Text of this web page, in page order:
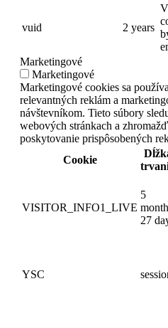
vuid 2 years
Marketingové
Marketingové
Marketingové cookies sa
relevantných reklám a
návštevníkom. Tieto súbory
webových stránkach a
poskytovanie prispôsobených
Cookie
VISITOR_INFO1_LIVE
5
27
YSC